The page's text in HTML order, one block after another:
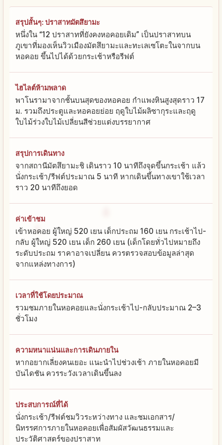
สรุปสั้นๆ: ปราสาทมัตสึยามะ
หนึ่งใน “12 ปราสาทที่ยังคงหอคอยเดิม” เป็นปราสาทบน
ภูเขาที่มองเห็นวิวเมืองมัตสึยามะและทะเลเซโตะในจากบน
หอคอย ขึ้นไปได้ด้วยกระเช้าหรือรีฟต์
ไฮไลต์ห้ามพลาด
พาโนรามาจากชั้นบนสุดของหอคอย กำแพงหินสูงสุดราว 17
ม. รวมถึงประตูและหอคอยย่อย ฤดูใบไม้ผลิซากุระและฤดู
ใบไม้ร่วงใบไม้เปลี่ยนสีช่วยแต่งบรรยากาศ
สรุปการเดินทาง
จากสถานีมัตสึยามะชิ เดินราว 10 นาทีถึงจุดขึ้นกระเช้า แล้ว
นั่งกระเช้า/รีฟต์ประมาณ 5 นาที หากเดินขึ้นทางเขาใช้เวลา
ราว 20 นาทีถึงยอด
ค่าเข้าชม
เข้าหอคอย ผู้ใหญ่ 520 เยน เด็กประถม 160 เยน กระเช้าไป-
กลับ ผู้ใหญ่ 520 เยน เด็ก 260 เยน (เด็กโดยทั่วไปหมายถึง
ระดับประถม ราคาอาจเปลี่ยน ควรตรวจสอบข้อมูลล่าสุด
จากแหล่งทางการ)
เวลาที่ใช้โดยประมาณ
รวมชมภายในหอคอยและนั่งกระเช้าไป-กลับประมาณ 2–3
ชั่วโมง
ความหนาแน่นและการเดินภายใน
หากอยากเลี่ยงคนเยอะ แนะนำไปช่วงเช้า ภายในหอคอยมี
บันไดชัน ควรระวังเวลาเดินขึ้นลง
ประสบการณ์ที่ได้
นั่งกระเช้า/รีฟต์ชมวิวระหว่างทาง และชมเอกสาร/
นิทรรศการภายในหอคอยเพื่อสัมผัสวัฒนธรรมและ
ประวัติศาสตร์ของปราสาท